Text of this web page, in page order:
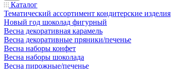
Каталог
Тематический ассортимент кондитерские изделия
Новый год шоколад фигурный
Весна декоративная карамель
Весна декоративные пряники/печенье
Весна наборы конфет
Весна наборы шоколада
Весна пирожные/печенье